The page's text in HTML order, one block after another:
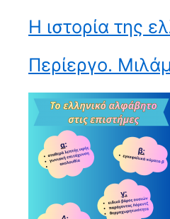
Η ιστορία της
Περίεργο.